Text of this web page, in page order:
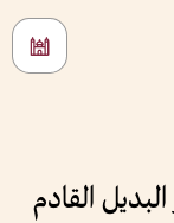
القادم